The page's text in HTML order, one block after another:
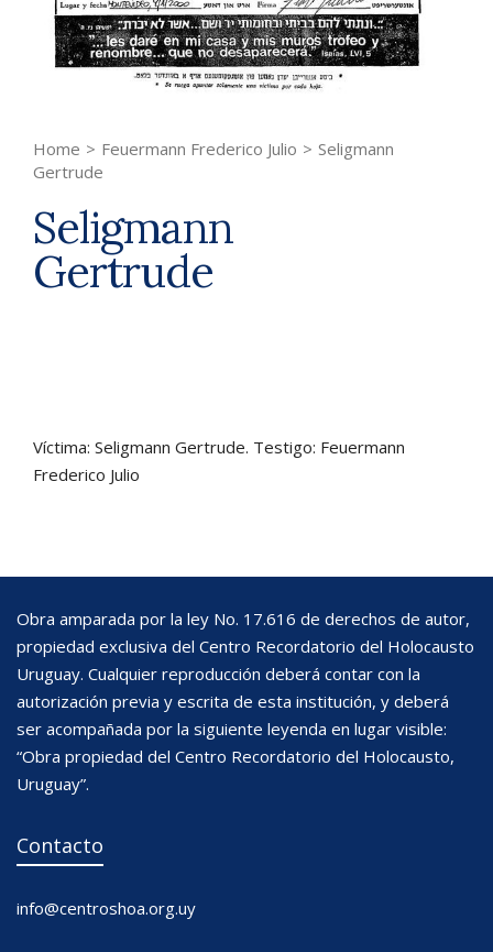
Home > Feuermann Frederico Julio > Seligmann
Gertrude
Seligmann
Gertrude
Víctima: Seligmann Gertrude. Testigo: Feuermann
Frederico Julio
Obra amparada por la ley No. 17.616 de derechos de autor,
propiedad exclusiva del Centro Recordatorio del Holocausto
Uruguay. Cualquier reproducción deberá contar con la
autorización previa y escrita de esta institución, y deberá
ser acompañada por la siguiente leyenda en lugar visible:
“Obra propiedad del Centro Recordatorio del Holocausto,
Uruguay”.
Contacto
info@centroshoa.org.uy